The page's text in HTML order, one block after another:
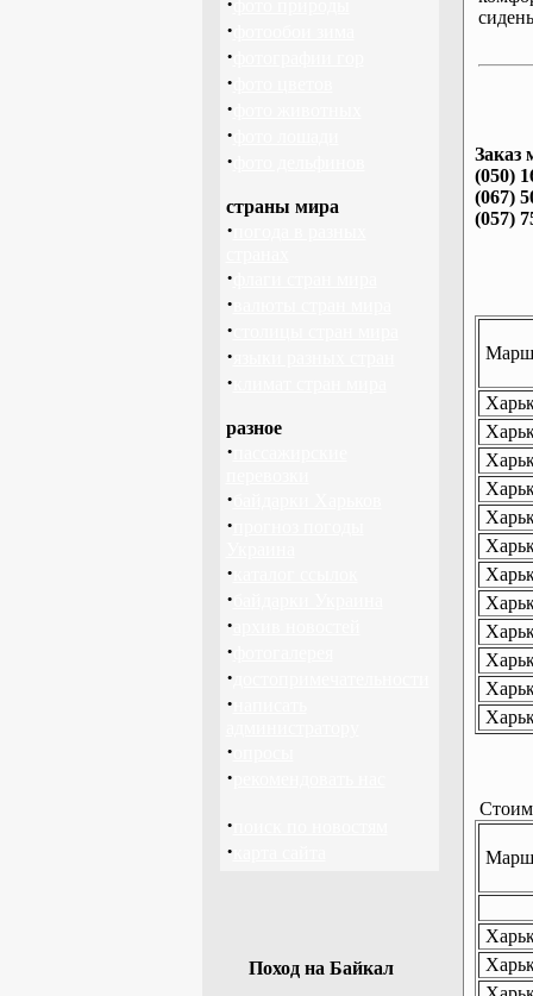
·
·
·
·
·
·
страны мира
·
·
·
·
·
·
разное
·
·
·
·
·
·
·
·
·
·
·
·
·
Поход на Байкал
Заказ
(050)
(067)
(057)